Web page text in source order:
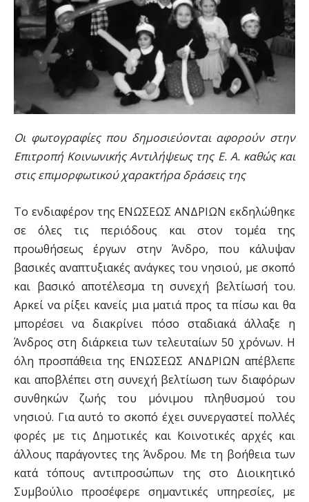
Οι φωτογραφίες που δημοσιεύονται αφορούν στην
Επιτροπή Κοινωνικής Αντιλήψεως της Ε. Α. καθώς και
στις επιμορφωτικού χαρακτήρα δράσεις της
Το ενδιαφέρον της ΕΝΩΣΕΩΣ ΑΝΔΡΙΩΝ εκδηλώθηκε
σε όλες τις περιόδους και στον τομέα της
προωθήσεως έργων στην Άνδρο, που κάλυψαν
βασικές αναπτυξιακές ανάγκες του νησιού, με σκοπό
και βασικό αποτέλεσμα τη συνεχή βελτίωσή του.
Αρκεί να ρίξει κανείς μια ματιά προς τα πίσω και θα
μπορέσει να διακρίνει πόσο σταδιακά άλλαξε η
Άνδρος στη διάρκεια των τελευταίων 50 χρόνων. Η
όλη προσπάθεια της ΕΝΩΣΕΩΣ ΑΝΔΡΙΩΝ απέβλεπε
και αποβλέπει στη συνεχή βελτίωση των διαφόρων
συνθηκών ζωής του μόνιμου πληθυσμού του
νησιού. Για αυτό το σκοπό έχει συνεργαστεί πολλές
φορές με τις Δημοτικές και Κοινοτικές αρχές και
άλλους παράγοντες της Άνδρου. Με τη βοήθεια των
κατά τόπους αντιπροσώπων της στο Διοικητικό
Συμβούλιο προσέφερε σημαντικές υπηρεσίες, με